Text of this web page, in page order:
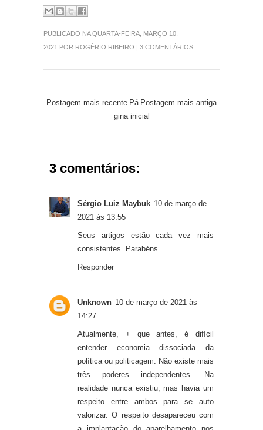
PUBLICADO NA QUARTA-FEIRA, MARÇO 10,
2021 POR ROGÉRIO RIBEIRO | 3 COMENTÁRIOS
Postagem mais recente Postagem mais antiga
Pá
gina inicial
3 comentários:
Sérgio Luiz Maybuk 10 de março de
2021 às 13:55
Seus artigos estão cada vez mais
consistentes. Parabéns
Responder
Unknown 10 de março de 2021 às
14:27
Atualmente, + que antes, é difícil
entender economia dissociada da
política ou politicagem. Não existe mais
três poderes independentes. Na
realidade nunca existiu, mas havia um
respeito entre ambos para se auto
valorizar. O respeito desapareceu com
a implantação do aparelhamento nos